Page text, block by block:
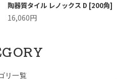
陶器質タイル レノックス D [200角]
16,060円
リ一覧